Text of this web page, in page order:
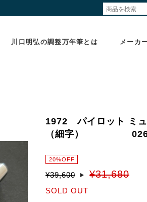
川口明弘の調整万年筆とは メーカ
1972 パイロット ミ
（細字）
20%OFF
¥39,600 ¥31,680
SOLD OUT